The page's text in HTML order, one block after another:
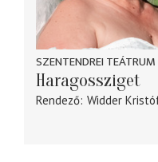
SZENTENDREI TEÁTRUM
Haragossziget
Rendező Widder